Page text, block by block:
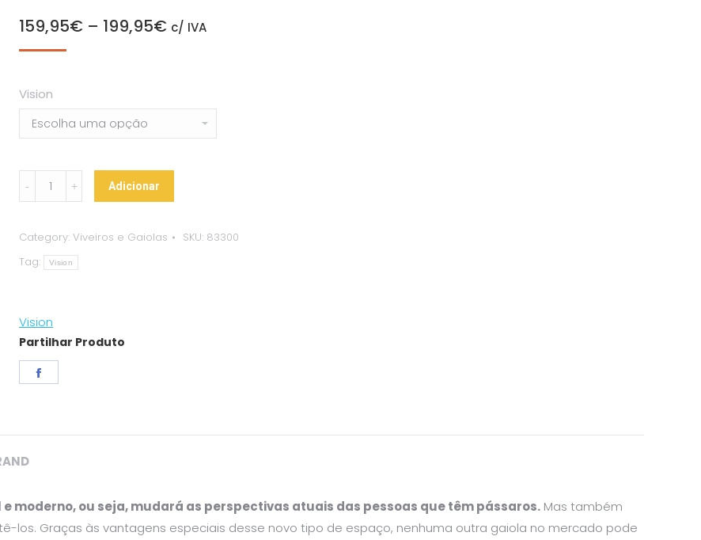
159,95€ – 199,95€ c/ IVA
Vision
Gaiola
Vision
L
quantity
Adicionar
Category: Viveiros e Gaiolas SKU: 83300
Tag:
Vision
Vision
Partilhar Produto
moderno, ou seja, mudará as perspectivas atuais das pessoas que têm pássaros. Mas também
los. Graças às vantagens especiais desse novo tipo de espaço, nenhuma outra gaiola no mercado pode